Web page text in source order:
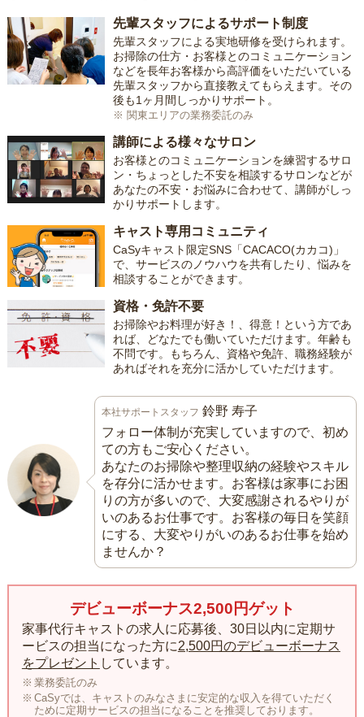
先輩スタッフによるサポート制度
先輩スタッフによる実地研修を受けられます。
お掃除の仕方・お客様とのコミュニケーション
などを長年お客様から高評価をいただいている
先輩スタッフから直接教えてもらえます。その
後も1ヶ月間しっかりサポート。
※ 関東エリアの業務委託のみ
講師による様々なサロン
お客様とのコミュニケーションを練習するサロ
ン・ちょっとした不安を相談するサロンなどが
あなたの不安・お悩みに合わせて、講師がしっ
かりサポートします。
キャスト専用コミュニティ
CaSyキャスト限定SNS「CACACO(カカコ)」
で、サービスのノウハウを共有したり、悩みを
相談することができます。
資格・免許不要
お掃除やお料理が好き！、得意！という方であ
れば、どなたでも働いていただけます。年齢も
不問です。もちろん、資格や免許、職務経験が
あればそれを充分に活かしていただけます。
本社サポートスタッフ 鈴野 寿子
フォロー体制が充実していますので、初め
ての方もご安心ください。
あなたのお掃除や整理収納の経験やスキル
を存分に活かせます。お客様は家事にお困
りの方が多いので、大変感謝されるやりが
いのあるお仕事です。お客様の毎日を笑顔
にする、大変やりがいのあるお仕事を始め
ませんか？
デビューボーナス2,500円ゲット
家事代行キャストの求人に応募後、30日以内に定期サ
ービスの担当になった方に2,500円のデビューボーナス
をプレゼント しています。
業務委託のみ
CaSyでは、キャストのみなさまに安定的な収入を得ていただく
ために定期サービスの担当になることを推奨しております。